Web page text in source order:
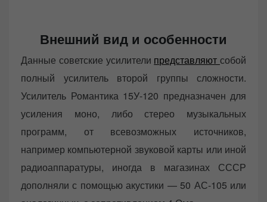
Внешний вид и особенности
Данные советские усилители представляют собой
полный усилитель второй группы сложности.
Усилитель Романтика 15У-120 предназначен для
усиления моно, либо стерео музыкальных
программ, от всевозможных источников,
например компьютерной звуковой карты или иной
радиоаппаратуры, иногда в магазинах СССР
дополняли с помощью акустики — 50 АС-105 или